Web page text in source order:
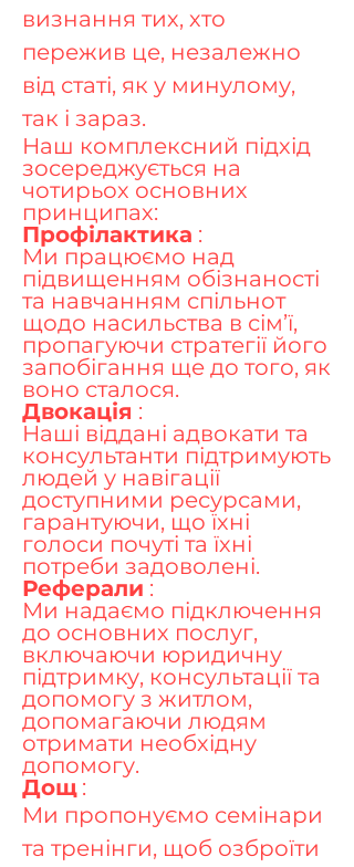
визнання тих, хто
пережив це, незалежно
від статі, як у минулому,
так і зараз.
Наш комплексний підхід
зосереджується на
чотирьох основних
принципах:
Профілактика :
Ми працюємо над
підвищенням обізнаності
та навчанням спільнот
щодо насильства в сім’ї,
пропагуючи стратегії його
запобігання ще до того, як
воно сталося.
Двокація :
Наші віддані адвокати та
консультанти підтримують
людей у навігації
доступними ресурсами,
гарантуючи, що їхні
голоси почуті та їхні
потреби задоволені.
Реферали :
Ми надаємо підключення
до основних послуг,
включаючи юридичну
підтримку, консультації та
допомогу з житлом,
допомагаючи людям
отримати необхідну
допомогу.
Дощ:
Ми пропонуємо семінари
та тренінги, щоб озброїти